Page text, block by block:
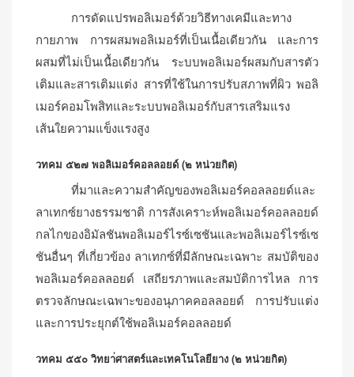
การดัดแปรพอลิเมอร์ด้วยวิธีทางเคมีและทาง
กายภาพ การผสมพอลิเมอร์ที่เป็นเนื้อเดียวกัน และการ
ผสมที่ไม่เป็นเนื้อเดียวกัน ระบบพอลิเมอร์ผสมกับสารตัว
เติมและสารเติมแต่ง สารที่ใช้ในการปรับสภาพที่ผิว พอลิ
เมอร์คอมโพสิทและระบบพอลิเมอร์กับสารเสริมแรง
เส้นใยความแข็งแรงสูง
วทคม ๕๒๗ พอลิเมอร์คอลลอยด์ (๒ หน่วยกิต)
ที่มาและความสำคัญของพอลิเมอร์คอลลอยด์และ
ลาเทกซ์ยางธรรมชาติ การสังเคราะห์พอลิเมอร์คอลลอยด์
กลไกของอิมัลชันพอลิเมอร์ไรซ์เซชันและพอลิเมอร์ไรซ์เซ
ชันอื่นๆ ที่เกี่ยวข้อง ลาเทกซ์ที่มีลักษณะเฉพาะ สมบัติของ
พอลิเมอร์คอลลอยด์ เสถียรภาพและสมบัติการไหล การ
ตรวจลักษณะเฉพาะของอนุภาคคอลลอยด์ การปรับแต่ง
และการประยุกต์ใช้พอลิเมอร์คอลลอยด์
วทคม ๕๕๐ วิทยา่ศาสตร์และเทคโนโลยียาง (๒ หน่วยกิต)